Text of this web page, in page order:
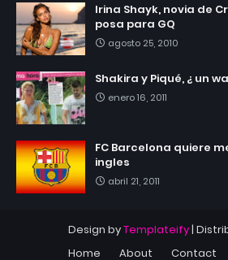
Irina Shayk, novia de
posa para GQ
agosto 25, 2010
Shakira y Piqué, ¿ un
enero 16, 2011
FC Barcelona quiere
ingles
abril 21, 2011
Design byTemplateify|
Home
About Contact